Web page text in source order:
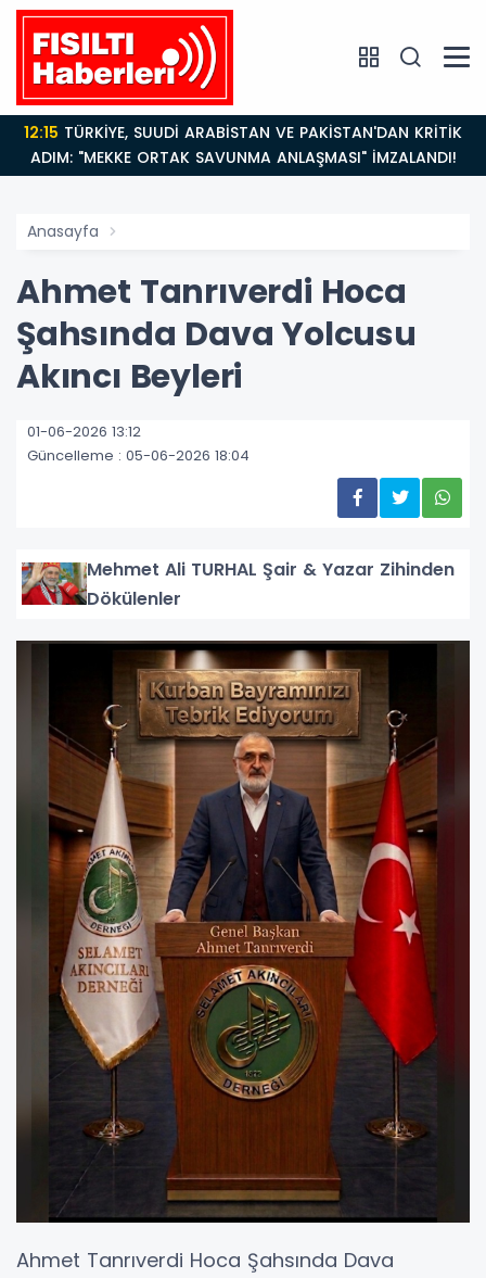
12:15
ADIM: "MEKKE ORTAK SAVUNMA ANLAŞMASI" İMZALANDI!
Anasayfa
Ahmet Tanrıverdi Hoca
Şahsında Dava Yolcusu
Akıncı Beyleri
01-06-2026 13:12
Güncelleme : 05-06-2026 18:04
Mehmet Ali TURHAL Şair & Yazar Zihinden
Dökülenler
Ahmet Tanrıverdi Hoca Şahsında Dava